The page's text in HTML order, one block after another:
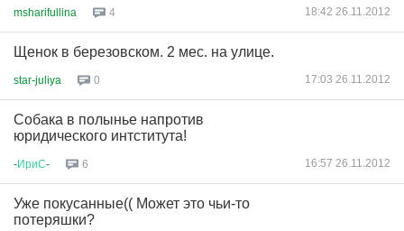
msharifullina 4 18:42 26.11.2012
Щенок в березовском. 2 мес. на улице.
star-juliya 0 17:03 26.11.2012
Собака в полынье напротив
юридического интститута!
-ИриС- 6 16:57 26.11.2012
Уже покусанные(( Может это чьи-то
потеряшки?